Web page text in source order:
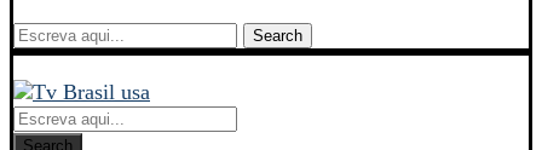
Search
Search